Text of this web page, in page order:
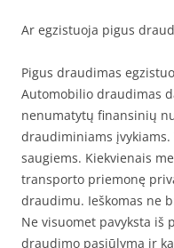
Ar egzistuoja pigus
Pigus draudimas
Automobilio draudimas
nenumatytų finansinių
draudiminiams
saugiems. Kiekvienais
transporto priemonę
draudimu. Ieškomas ne
Ne visuomet pavyksta
draudimo pasiūlymą ir